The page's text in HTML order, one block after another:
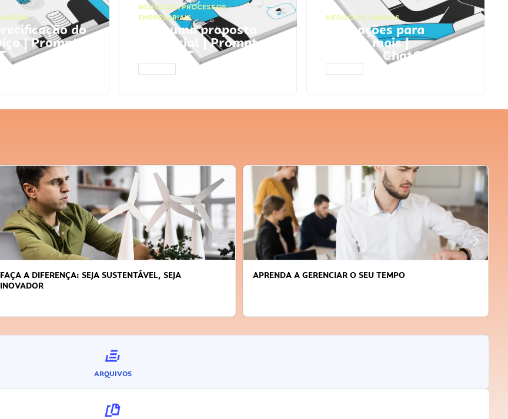
do
| Prompts
NEGÓCIOS,PROCESSOS
EMPRESARIAIS
Faça uma proposta
comercial | Prompts
ChatGPT
NEGÓCIOS, VENDAS
Faça ações para
vender mais |
Prompts ChatGPT
FAÇA A DIFERENÇA: SEJA SUSTENTÁVEL, SEJA
INOVADOR
APRENDA A GERENCIAR O SEU TEMPO
ARQUIVOS